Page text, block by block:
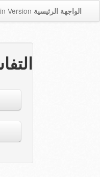
Version الواجهة الرئيسية